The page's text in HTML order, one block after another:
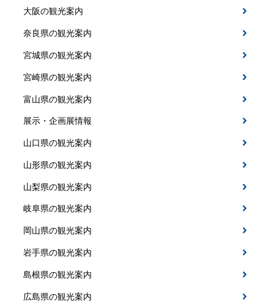
大阪の観光案内
奈良県の観光案内
宮城県の観光案内
宮崎県の観光案内
富山県の観光案内
展示・企画展情報
山口県の観光案内
山形県の観光案内
山梨県の観光案内
岐阜県の観光案内
岡山県の観光案内
岩手県の観光案内
島根県の観光案内
広島県の観光案内